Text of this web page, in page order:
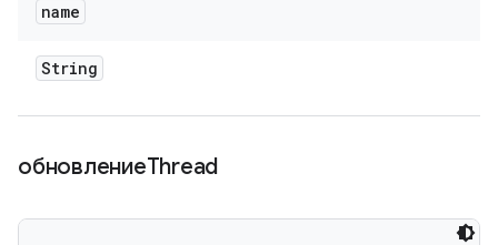
name
String
обновлениеThread